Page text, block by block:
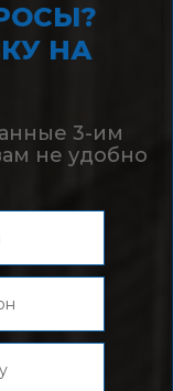
НА
3-им
не удобно